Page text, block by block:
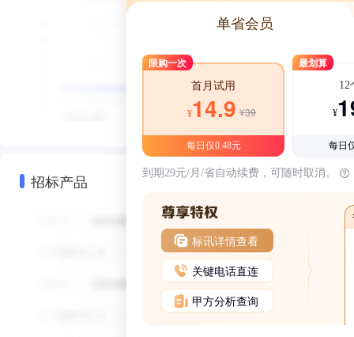
招标产品
单省会员
限购一次
首月试用
¥14.9 ¥39
每日仅0.48元
最划算
12
¥
每日
到期29元/月/省自动续费，可随时取消。
标讯详情查看
关键电话直连
甲方分析查询